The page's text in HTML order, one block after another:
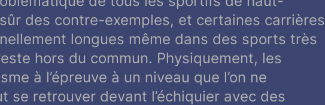
des contre-exemples, et certaines carrières
longues même dans des sports très
hors du commun. Physiquement, les
à l’épreuve à un niveau que l’on ne
se retrouver devant l’échiquier avec des